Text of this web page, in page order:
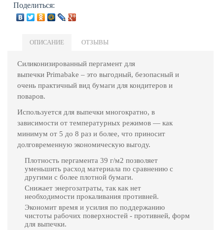
Поделиться:
ОПИСАНИЕ ОТЗЫВЫ
Силиконизированный пергамент для
выпечки Primabake – это выгодный, безопасный и
очень практичный вид бумаги для кондитеров и
поваров.
Используется для выпечки многократно, в
зависимости от температурных режимов — как
минимум от 5 до 8 раз и более, что приносит
долговременную экономическую выгоду.
Плотность пергамента 39 г/м2 позволяет
уменьшить расход материала по сравнению с
другими с более плотной бумаги.
Снижает энергозатраты, так как нет
необходимости прокаливания противней.
Экономит время и усилия по поддержанию
чистоты рабочих поверхностей - противней, форм
для выпечки.